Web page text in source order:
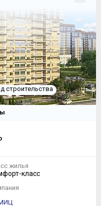
строительства
жилья
класс